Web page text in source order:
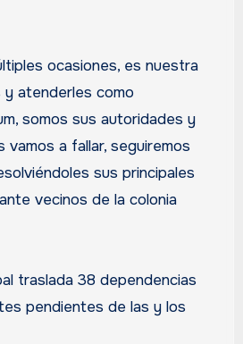
ocasiones, es nuestra
y atenderles como
somos sus autoridades y
vamos a fallar, seguiremos
sus principales
vecinos de la colonia
traslada 38 dependencias
pendientes de las y los